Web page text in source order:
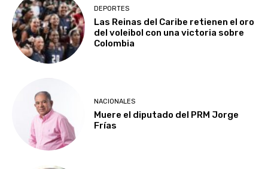
DEPORTES
Las Reinas del Caribe retienen el oro
del voleibol con una victoria sobre
Colombia
NACIONALES
Muere el diputado del PRM Jorge
Frías